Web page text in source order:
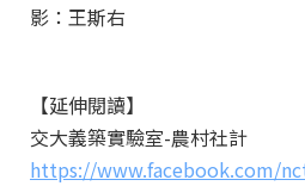
影：王斯右
【延伸閱讀】
交大義築實驗室-農村社計
https://www.facebook.com/